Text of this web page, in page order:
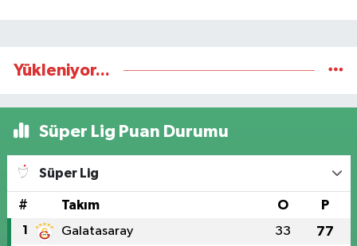
Yükleniyor...
Süper Lig Puan Durumu
Süper Lig
# Takım O P
1 Galatasaray 33 77